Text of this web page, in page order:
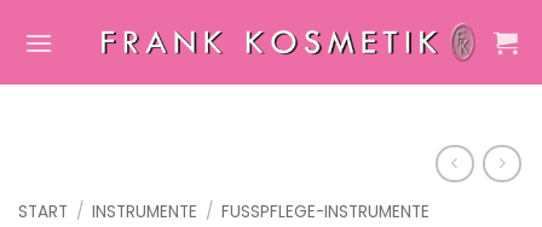
Inhalt
START / INSTRUMENTE / FUSSPFLEGE-INSTRUMENTE